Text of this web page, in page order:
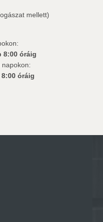
mellett)
8:00 óráig
napokon:
óráig